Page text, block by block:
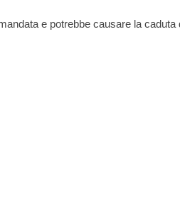
e potrebbe causare la caduta